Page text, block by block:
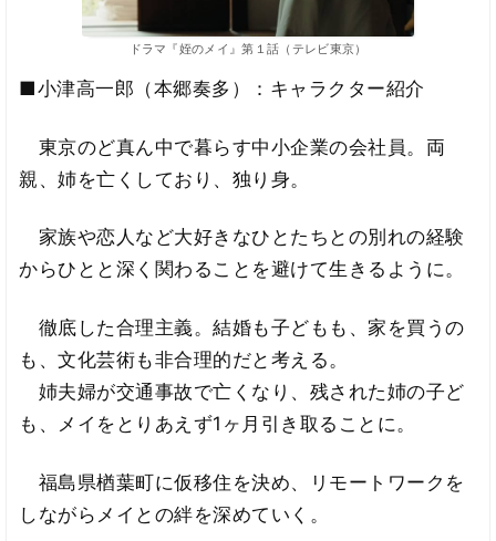
ドラマ『姪のメイ』第１話（テレビ東京）
■小津高一郎（本郷奏多）：キャラクター紹介
東京のど真ん中で暮らす中小企業の会社員。両
親、姉を亡くしており、独り身。
家族や恋人など大好きなひとたちとの別れの経験
からひとと深く関わることを避けて生きるように。
徹底した合理主義。結婚も子どもも、家を買うの
も、文化芸術も非合理的だと考える。
姉夫婦が交通事故で亡くなり、残された姉の子ど
も、メイをとりあえず1ヶ月引き取ることに。
福島県楢葉町に仮移住を決め、リモートワークを
しながらメイとの絆を深めていく。